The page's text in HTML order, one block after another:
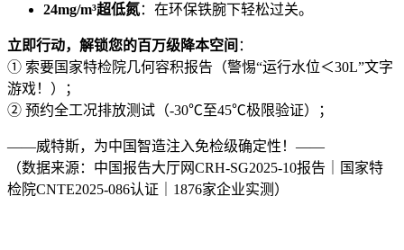
24mg/m³超低氮：在环保铁腕下轻松过关。
立即行动，解锁您的百万级降本空间 ：
① 索要国家特检院几何容积报告（警惕“运行水位＜30L”文字
游戏！）；
② 预约全工况排放测试（-30℃至45℃极限验证）；
——威特斯，为中国智造注入免检级确定性！——
（数据来源：中国报告大厅网CRH-SG2025-10报告｜国家特
检院CNTE2025-086认证｜1876家企业实测）